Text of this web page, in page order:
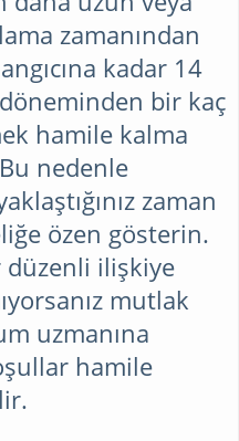
zamanından
kadar 14
bir kaç
hamile kalma
Bu nedenle
zaman
özen gösterin.
düzenli ilişkiye
mutlak
uzmanına
hamile